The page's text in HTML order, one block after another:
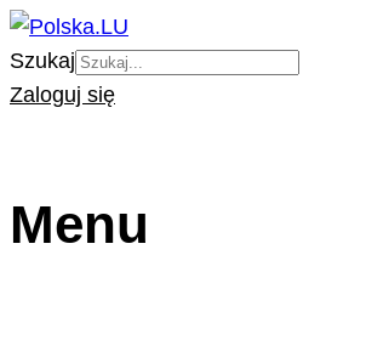
Szukaj
Zaloguj się
Menu